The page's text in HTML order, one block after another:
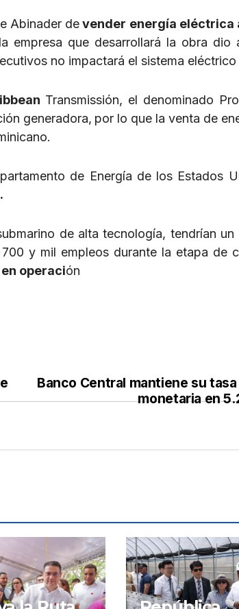
Abinader devender energía eléctrica
empresa que desarrollará la obra dio
no impactará el sistema
Transmissión, el denominado
generadora, por lo que la venta de
de Energía de los Estados
de alta tecnología, tendrían
y mil empleos durante la etapa de
operación
Banco Central mantiene su
monetaria en